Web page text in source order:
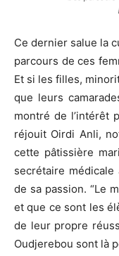
Ce dernier salue la
parcours de ces
Et si les filles,
que leurs
montré de l’intérêt
réjouit Oirdi Anli,
cette pâtissière
secrétaire
de sa passion. “Le
et que ce sont les
de leur propre
Oudjerebou sont là